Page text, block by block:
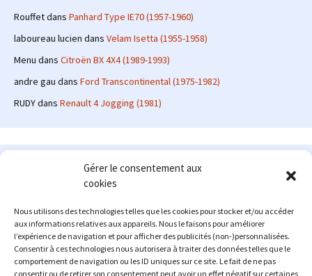
Gérer le consentement aux
cookies
Nous utilisons des technologies telles que les cookies pour stocker et/ou accéder
aux informations relatives aux appareils. Nous le faisons pour améliorer
l’expérience de navigation et pour afficher des publicités (non-)personnalisées.
Consentir à ces technologies nous autorisera à traiter des données telles que le
comportement de navigation ou les ID uniques sur ce site. Le fait de ne pas
consentir ou de retirer son consentement peut avoir un effet négatif sur certaines
Rouffetdans Panhard Type IE70 (1957-1960)
laboureau lucien dans Velam Isetta (1955-1958)
Menu dans Citroën BX 4X4 (1989-1993)
andre gau dans Ford Transcontinental (1975-1982)
RUDYdans Renault 4 Jogging (1981)
Le site en quelques mots
: passionné d'automobile ancienne depuis de
nombreuses années, j'ai commencé à partager ma passion sur
internet à partir de 2009 au travers d'un blog qui a connu un relatif
succès. Fin 2013, je décide de prendre mon autonomie et me lancer
avec mon propre site : l'Automobile Ancienne.
Me contacter : alex(at)lautomobileancienne.com